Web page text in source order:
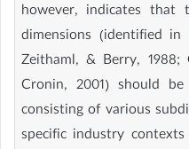
however, indicates that
dimensions (identified
Zeithaml, & Berry,
Cronin, 2001) should
consisting of various
specific industry